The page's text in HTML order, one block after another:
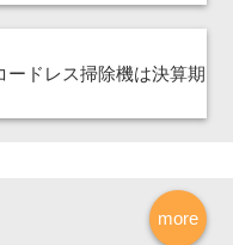
ードレス掃除機は決算期
more